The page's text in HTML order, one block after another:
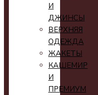
И
ДЖИНСЫ
ВЕРХНЯЯ
ОДЕЖДА
ЖАКЕТЫ
КАШЕМИР
И
ПРЕМИУМ